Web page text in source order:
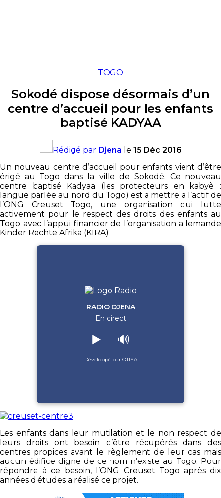
TOGO
Sokodé dispose désormais d’un
centre d’accueil pour les enfants
baptisé KADYAA
Rédigé par Djena le 15 Déc 2016
Un nouveau centre d’accueil pour enfants vient d’être
érigé au Togo dans la ville de Sokodé. Ce nouveau
centre baptisé Kadyaa (les protecteurs en kabyè :
langue parlée au nord du Togo) est à mettre à l’actif de
l’ONG Creuset Togo, une organisation qui lutte
activement pour le respect des droits des enfants au
Togo avec l’appui financier de l’organisation allemande
Kinder Rechte Afrika (KIRA)
RADIO DJENA
En direct
▶️ 🔊
Développé par OTIYA
Les enfants dans leur mutilation et le non respect de
leurs droits ont besoin d’être récupérés dans des
centres propices avant le règlement de leur cas mais
aucun édifice digne de ce nom n’existe au Togo. Pour
répondre à ce besoin, l’ONG Creuset Togo après dix
années d’études a réalisé ce projet.